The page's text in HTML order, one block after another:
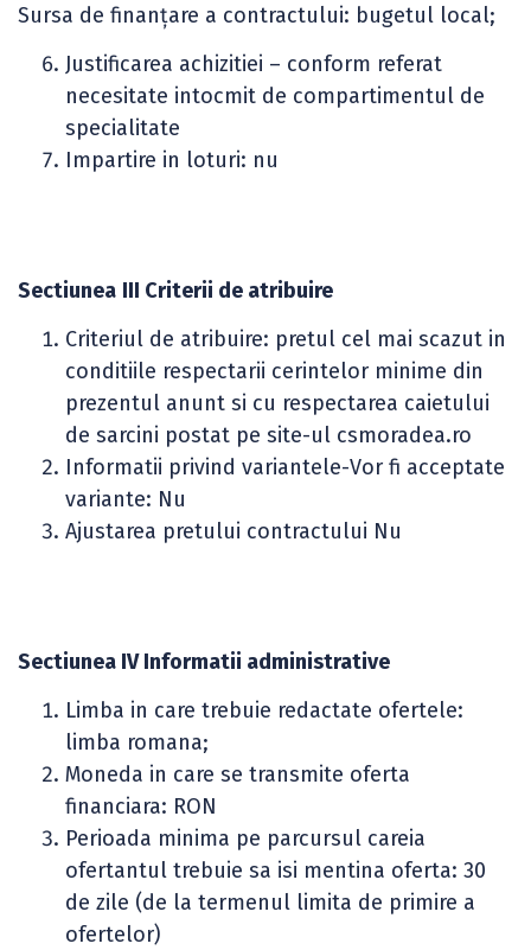
Sursa de finanţare a contractului: bugetul local;
Justificarea achizitiei – conform referat
necesitate intocmit de compartimentul de
specialitate
Impartire in loturi: nu
Sectiunea III Criterii de atribuire
Criteriul de atribuire: pretul cel mai scazut in
conditiile respectarii cerintelor minime din
prezentul anunt si cu respectarea caietului
de sarcini postat pe site-ul csmoradea.ro
Informatii privind variantele-Vor fi acceptate
variante: Nu
Ajustarea pretului contractului Nu
Sectiunea IV Informatii administrative
Limba in care trebuie redactate ofertele:
limba romana;
Moneda in care se transmite oferta
financiara: RON
Perioada minima pe parcursul careia
ofertantul trebuie sa isi mentina oferta: 30
de zile (de la termenul limita de primire a
ofertelor)